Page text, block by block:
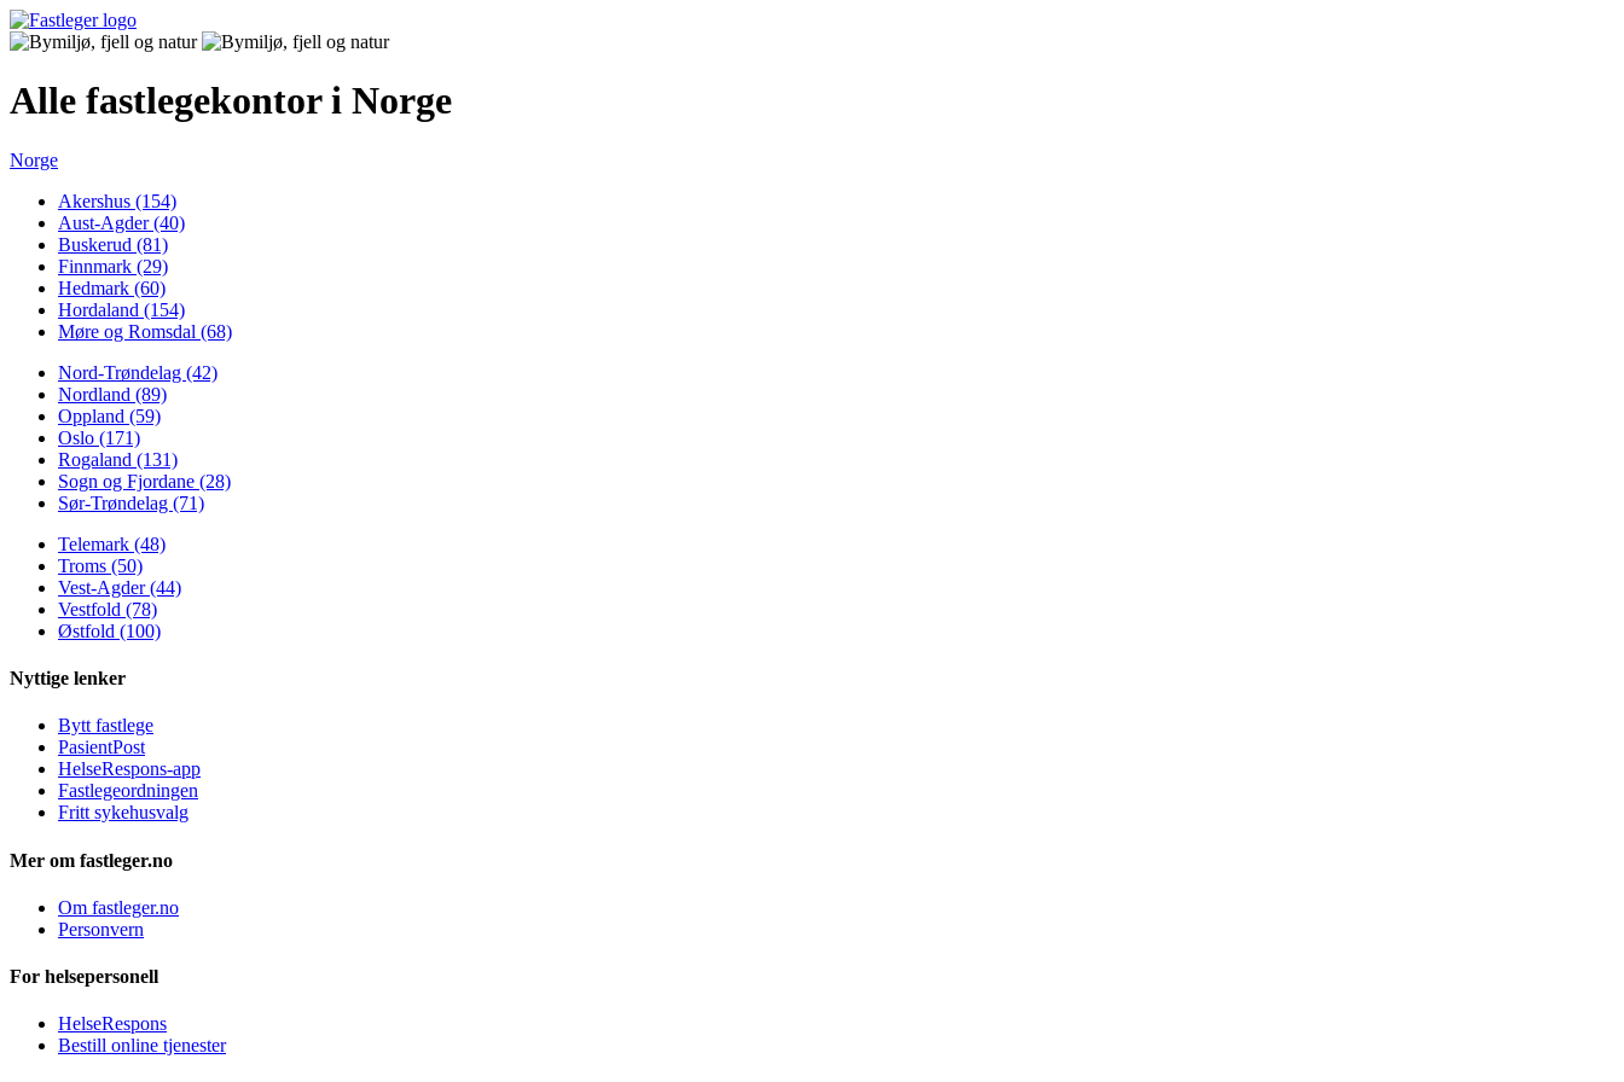
Alle fastlegekontor i Norge
Norge
Akershus (154)
Aust-Agder (40)
Buskerud (81)
Finnmark (29)
Hedmark (60)
Hordaland (154)
Møre og Romsdal (68)
Nord-Trøndelag (42)
Nordland (89)
Oppland (59)
Oslo (171)
Rogaland (131)
Sogn og Fjordane (28)
Sør-Trøndelag (71)
Telemark (48)
Troms (50)
Vest-Agder (44)
Vestfold (78)
Østfold (100)
Nyttige lenker
Bytt fastlege
PasientPost
HelseRespons-app
Fastlegeordningen
Fritt sykehusvalg
Mer om fastleger.no
Om fastleger.no
Personvern
For helsepersonell
HelseRespons
Bestill online tjenester